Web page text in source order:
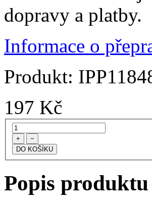
dopravy a platby.
Informace o
Produkt:
197 Kč
+ −
Popis produktu